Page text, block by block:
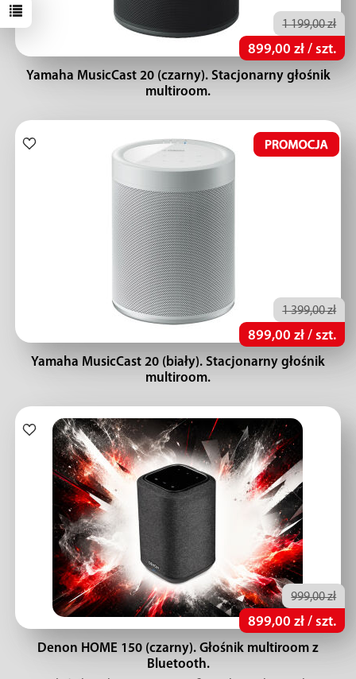
1 199,00 zł
899,00 zł / szt.
Yamaha MusicCast 20 (czarny). Stacjonarny głośnik
multiroom.
1 399,00 zł
899,00 zł / szt.
Yamaha MusicCast 20 (biały). Stacjonarny głośnik
multiroom.
999,00 zł
899,00 zł / szt.
Denon HOME 150 (czarny). Głośnik multiroom z
Bluetooth.